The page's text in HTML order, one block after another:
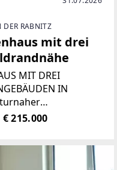
DER RABNITZ
mit drei
MIT DREI
IN
erwartet
auf einem
€ 215.000